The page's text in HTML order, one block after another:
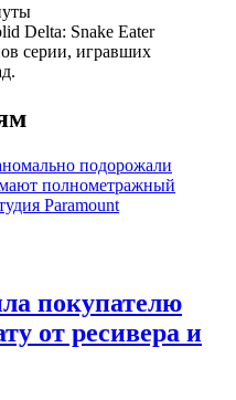
Delta: Snake Eater
серии, игравших
подорожали
полнометражный
Paramount
покупателю
от ресивера и